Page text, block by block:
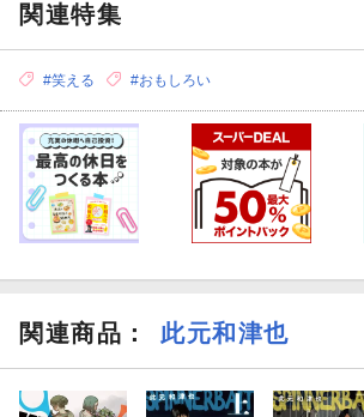
関連特集
#笑える #おもしろい
関連商品 ： 此元和津也